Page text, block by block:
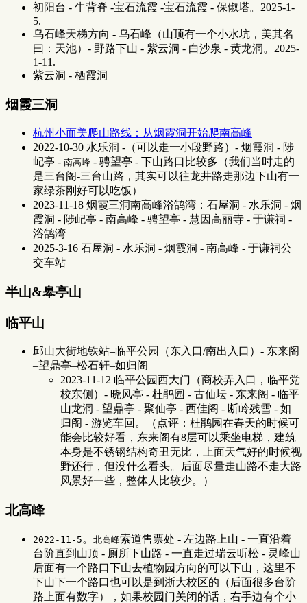
初阳台 - 牛背脊 -宝石流霞 -宝石流霞 - 保俶塔。2025-1-
5.
乌石峰天梯方向 - 乌石峰（山顶有一个小水坑，美其名
曰：天池）- 野路下山 - 紫云洞 - 白沙泉 - 黄龙洞。2025-
1-11.
紫云洞 - 栖霞洞
烟霞三洞
杭州小而美爬山路线：从烟霞洞开始爬南高峰
2022-10-30 水乐洞 -（可以走一小段野路）- 烟霞洞 - 陟
屺亭 - 南高峰 - 骋望亭 - 下山路口比较多（我们当时走的
是三台阁-三台山路，其实可以往龙井路走那边下山有一
家绿茶刚好可以吃饭）
2023-11-18 烟霞三洞南高峰浴鹄湾：石屋洞 - 水乐洞 - 烟
霞洞 - 陟屺亭 - 南高峰 - 骋望亭 - 慧因高丽寺 - 于谦祠 -
浴鹄湾
2025-3-16 石屋洞 - 水乐洞 - 烟霞洞 - 南高峰 - 于谦祠公
交车站
半山&皋亭山
临平山
邱山大街地铁站–临平公园（东入口/南出入口）- 东来阁
–望鼎亭–松石轩–如归阁
2023-11-12 临平公园西大门（商校弄入口，临平党
校东侧）- 晓风亭 - 杜鹃园 - 古仙坛 - 东来阁 - 临平
山龙洞 - 望鼎亭 - 聚仙亭 - 西佳阁 - 断岭残雪 - 如
归阁 - 游览车回。（点评：杜鹃园在春天的时候可
能会比较好看，东来阁有8层可以乘坐电梯，建筑
本身是不锈钢结构奇丑无比，上面天气好的时候视
野还行，但没什么看头。后面尽量走山路不走大路
风景好一些，整体人比较少。）
北高峰
2022-11-5 。 北高峰索道售票处 - 左边路上山 - 一直沿着
台阶直到山顶 - 厕所下山路 - 一直走过瑞云听松 - 灵峰山
后面有一个路口下山去植物园方向的可以下山，这里不
下山下一个路口也可以是到浙大校区的（后面很多台阶
路上面有数字），如果校园门关闭的话，右手边有个小